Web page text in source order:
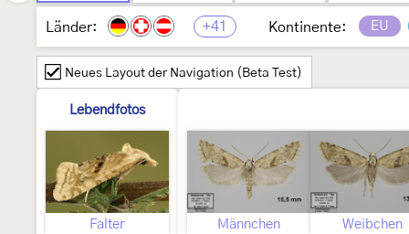
Länder: +41 Kontinente: EU
Neues Layout der Navigation (Beta Test)
Lebendfotos
Falter Männchen Weibchen